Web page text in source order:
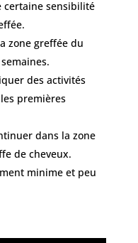
certaine sensibilité
zone greffée du
des activités
premières
dans la zone
de cheveux.
minime et peu